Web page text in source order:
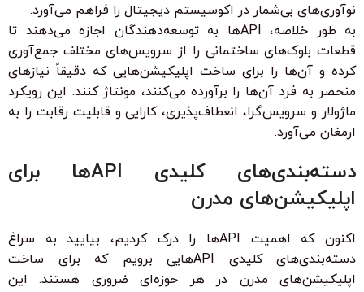
نوآوری‌های بی‌شمار در اکوسیستم دیجیتال را فراهم می‌آورد.
به طور خلاصه، APIها به توسعه‌دهندگان اجازه می‌دهند تا
قطعات بلوک‌های ساختمانی را از سرویس‌های مختلف جمع‌آوری
کرده و آن‌ها را برای ساخت اپلیکیشن‌هایی که دقیقاً نیازهای
منحصر به فرد آن‌ها را برآورده می‌کنند، مونتاژ کنند. این رویکرد
ماژولار و سرویس‌گرا، انعطاف‌پذیری، کارایی و قابلیت رقابت را به
ارمغان می‌آورد.
دسته‌بندی‌های کلیدی APIها برای
اپلیکیشن‌های مدرن
اکنون که اهمیت APIها را درک کردیم، بیایید به سراغ
دسته‌بندی‌های کلیدی APIهایی برویم که برای ساخت
اپلیکیشن‌های مدرن در هر حوزه‌ای ضروری هستند. این